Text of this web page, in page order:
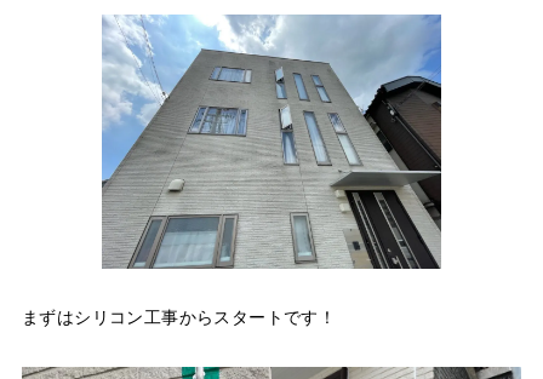
まずはシリコン工事からスタートです！